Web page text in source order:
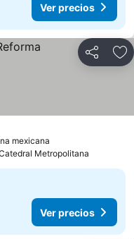
Ver precios
Compartir
mexicana
Metropolitana
Ver precios